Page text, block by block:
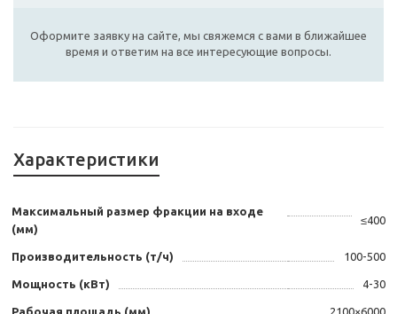
Оформите заявку на сайте, мы свяжемся с вами в ближайшее
время и ответим на все интересующие вопросы.
Характеристики
Максимальный размер фракции на входе
(мм)
≤400
Производительность (т/ч) 100-500
Мощность (кВт) 4-30
Рабочая площадь (мм) 2100×6000